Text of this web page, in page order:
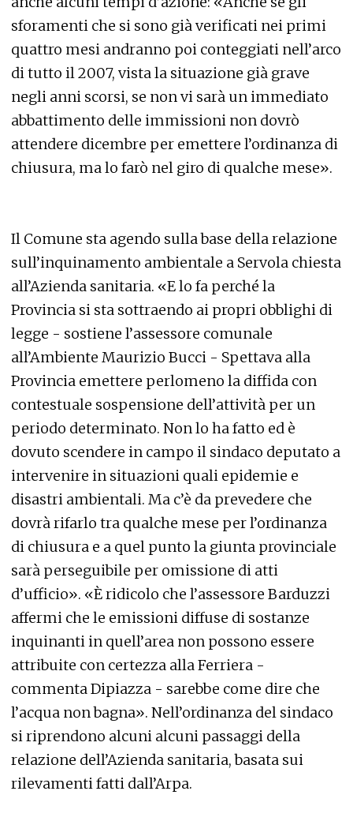
sforamenti che si sono già verificati nei primi
quattro mesi andranno poi conteggiati nell’arco
di tutto il 2007, vista la situazione già grave
negli anni scorsi, se non vi sarà un immediato
abbattimento delle immissioni non dovrò
attendere dicembre per emettere l’ordinanza di
chiusura, ma lo farò nel giro di qualche mese».
Il Comune sta agendo sulla base della relazione
sull’inquinamento ambientale a Servola chiesta
all’Azienda sanitaria. «E lo fa perché la
Provincia si sta sottraendo ai propri obblighi di
legge - sostiene l’assessore comunale
all’Ambiente Maurizio Bucci - Spettava alla
Provincia emettere perlomeno la diffida con
contestuale sospensione dell’attività per un
periodo determinato. Non lo ha fatto ed è
dovuto scendere in campo il sindaco deputato a
intervenire in situazioni quali epidemie e
disastri ambientali. Ma c’è da prevedere che
dovrà rifarlo tra qualche mese per l’ordinanza
di chiusura e a quel punto la giunta provinciale
sarà perseguibile per omissione di atti
d’ufficio». «È ridicolo che l’assessore Barduzzi
affermi che le emissioni diffuse di sostanze
inquinanti in quell’area non possono essere
attribuite con certezza alla Ferriera -
commenta Dipiazza - sarebbe come dire che
l’acqua non bagna». Nell’ordinanza del sindaco
si riprendono alcuni alcuni passaggi della
relazione dell’Azienda sanitaria, basata sui
rilevamenti fatti dall’Arpa.